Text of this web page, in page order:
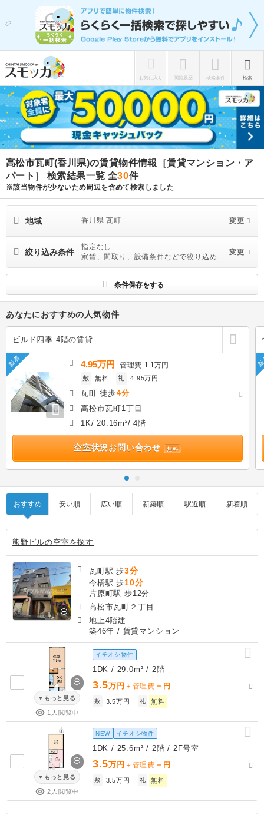
お気に入り 閲覧履歴 検索条件 検索
高松市瓦町(香川県)の賃貸物件情報［賃貸マンション・ア
パート］ 検索結果一覧 全30件
※該当物件が少ないため周辺を含めて検索しました
地域 香川県 瓦町 変更
絞り込み条件
指定なし
家賃、間取り、設備条件などで絞り込めま
す
変更
条件保存をする
あなたにおすすめの人気物件
ビルド四季 4階の賃貸
新着 4.95万円 管理費 1.1万円
敷 無料 礼 4.95万円
瓦町 徒歩4分
高松市瓦町1丁目
1K/ 20.16m²/ 4階
空室状況お問い合わせ 無料
おすすめ 安い順 広い順 新築順 駅近順 新着順
熊野ビルの空室を探す
瓦町駅 歩3分
今橋駅 歩10分
片原町駅 歩12分
高松市瓦町２丁目
地上4階建
築46年 / 賃貸マンション
もっと見る
1人閲覧中
イチオシ物件
1DK / 29.0m² / 2階
3.5万円 ＋管理費 － 円
敷 3.5万円 礼 無料
もっと見る
2人閲覧中
NEW イチオシ物件
1DK / 25.6m² / 2階 / 2F号室
3.5万円 ＋管理費 － 円
敷 3.5万円 礼 無料